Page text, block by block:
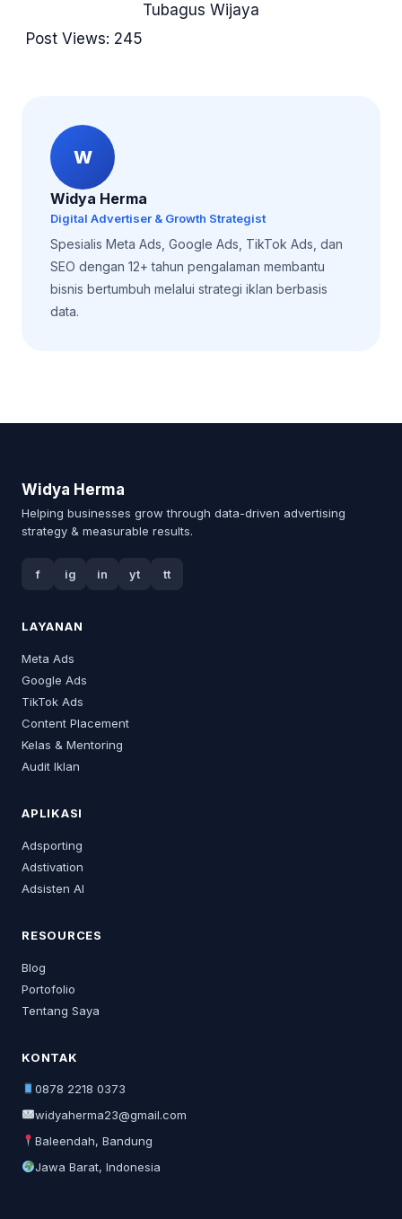
Tubagus Wijaya
Post Views: 245
W
Widya Herma
Digital Advertiser & Growth Strategist
Spesialis Meta Ads, Google Ads, TikTok Ads, dan
SEO dengan 12+ tahun pengalaman membantu
bisnis bertumbuh melalui strategi iklan berbasis
data.
Widya Herma
Helping businesses grow through data-driven advertising
strategy & measurable results.
f ig in yt tt
LAYANAN
Meta Ads
Google Ads
TikTok Ads
Content Placement
Kelas & Mentoring
Audit Iklan
APLIKASI
Adsporting
Adstivation
Adsisten AI
RESOURCES
Blog
Portofolio
Tentang Saya
KONTAK
0878 2218 0373
widyaherma23@gmail.com
Baleendah, Bandung
Jawa Barat, Indonesia